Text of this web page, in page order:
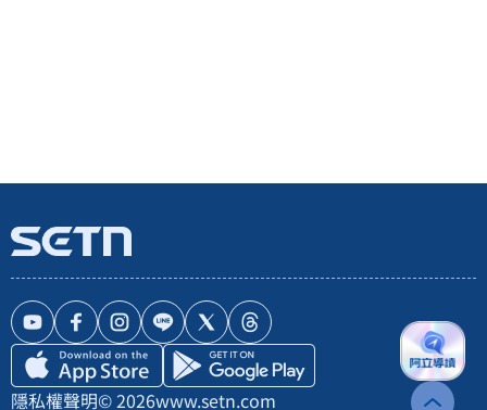
隱私權聲明© 2026www.setn.com